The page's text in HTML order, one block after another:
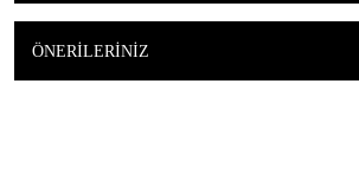
ÖNERILERINIZ